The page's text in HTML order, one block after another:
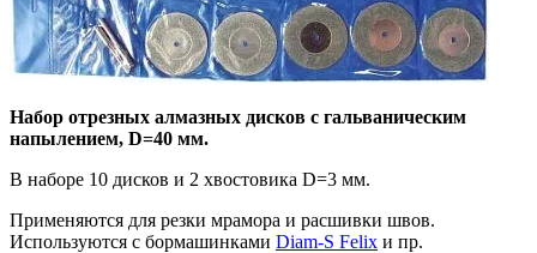
Набор отрезных алмазных дисков с гальваническим
напылением, D=40 мм.
В наборе 10 дисков и 2 хвостовика D=3 мм.
Применяются для резки мрамора и расшивки швов.
Используются с бормашинками Diam-S Felix и пр.